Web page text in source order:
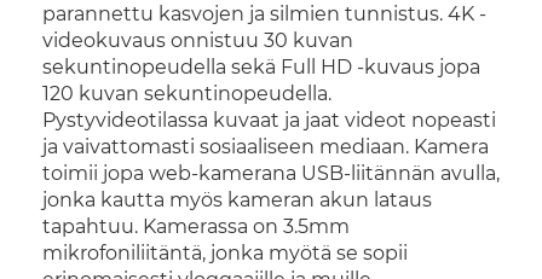
parannettu kasvojen ja silmien tunnistus. 4K -
videokuvaus onnistuu 30 kuvan
sekuntinopeudella sekä Full HD -kuvaus jopa
120 kuvan sekuntinopeudella.
Pystyvideotilassa kuvaat ja jaat videot nopeasti
ja vaivattomasti sosiaaliseen mediaan. Kamera
toimii jopa web-kamerana USB-liitännän avulla,
jonka kautta myös kameran akun lataus
tapahtuu. Kamerassa on 3.5mm
mikrofoniliitäntä, jonka myötä se sopii